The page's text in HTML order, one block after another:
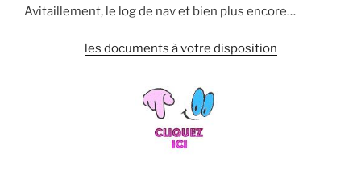
Avitaillement, le log de nav et bien plus encore…
les documents à votre disposition